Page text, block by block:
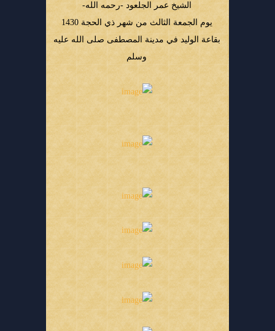
الشيخ عمر الجلعود -رحمه الله-
يوم الجمعة الثالث من شهر ذي الحجة 1430
بقاعة الوليد في مدينة المصطفى صلى الله عليه
وسلم